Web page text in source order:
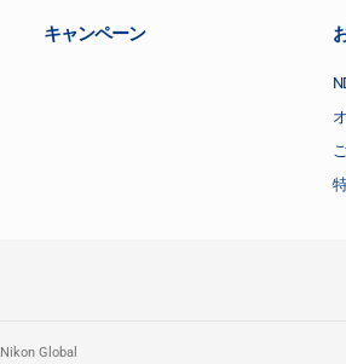
キャンペーン
Nikon Global